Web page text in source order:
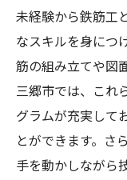
未経験から鉄筋工
なスキルを身につ
筋の組み立てや図
三郷市では、これ
グラムが充実して
とができます。さ
手を動かしながら